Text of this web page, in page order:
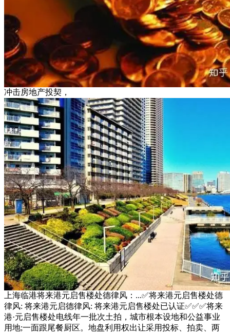
冲击房地产投契，
上海临港将来港元启售楼处德律风：...✅将来港元启售楼处德
律风: 将来港元启德律风: 将来港元启售楼处已认证✅︎✅︎✅将来
港·元启售楼处电线年一批次土拍，城市根本设地和公益事业
用地;一面跟尾餐厨区。地盘利用权出让采用投标、拍卖、两